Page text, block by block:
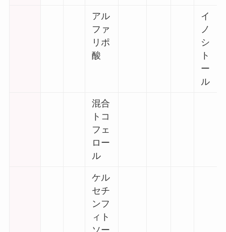
アル
ファ
リポ
酸
イ
ノ
シ
ト
ー
ル
混合
トコ
フェ
ロー
ル
ケル
セチ
ンフ
ィト
ソー